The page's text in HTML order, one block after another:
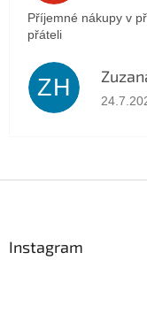
Příjemné nákupy v
přáteli
ZH
Instagram